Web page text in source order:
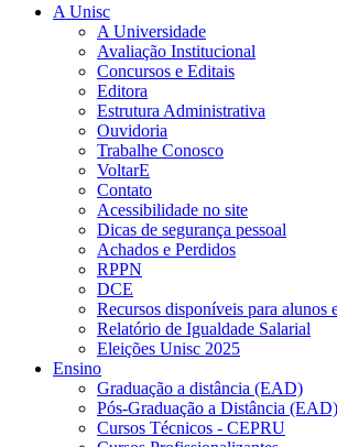
A Unisc
A Universidade
Avaliação Institucional
Concursos e Editais
Editora
Estrutura Administrativa
Ouvidoria
Trabalhe Conosco
VoltarE
Contato
Acessibilidade no site
Dicas de segurança pessoal
Achados e Perdidos
RPPN
DCE
Recursos disponíveis para alunos
Relatório de Igualdade Salarial
Eleições Unisc 2025
Ensino
Graduação a distância (EAD)
Pós-Graduação a Distância (EAD)
Cursos Técnicos - CEPRU